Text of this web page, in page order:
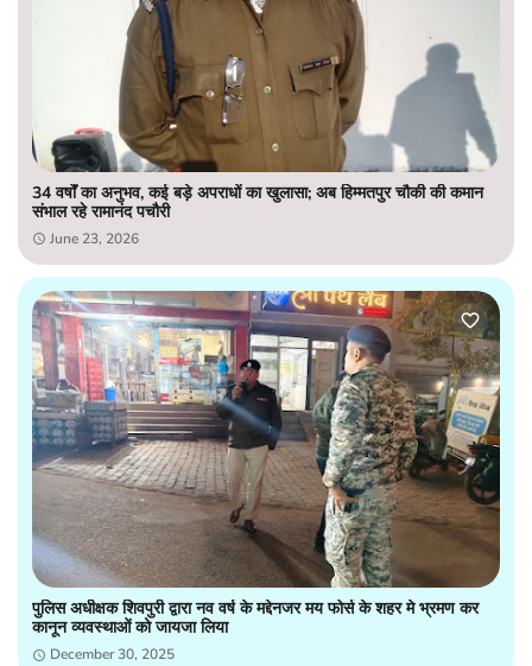
34 वर्षों का अनुभव, कई बड़े अपराधों का खुलासा; अब हिम्मतपुर चौकी की कमान
संभाल रहे रामानंद पचौरी
June 23, 2026
पुलिस अधीक्षक शिवपुरी द्वारा नव वर्ष के मद्देनजर मय फोर्स के शहर मे भ्रमण कर
कानून व्यवस्थाओं को जायजा लिया
December 30, 2025